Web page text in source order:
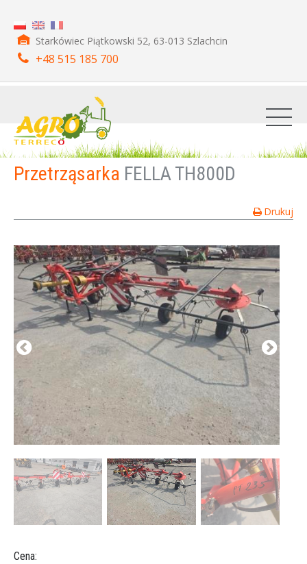
Starkówiec Piątkowski 52, 63-013 Szlachcin
+48 515 185 700
Przetrząsarka FELLA TH800D
Drukuj
Cena: